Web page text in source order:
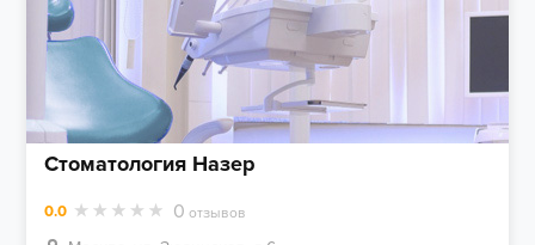
Стоматология Назер
0.0 0 отзывов